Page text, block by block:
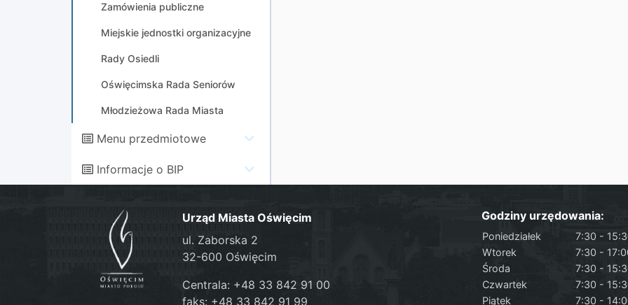
Zamówienia publiczne
Miejskie jednostki organizacyjne
Rady Osiedli
Oświęcimska Rada Seniorów
Młodzieżowa Rada Miasta
Menu przedmiotowe
Informacje o BIP
Urząd Miasta Oświęcim
ul. Zaborska 2
32-600 Oświęcim
Centrala: +48 33 842 91 00
faks: +48 33 842 91 99
Godziny urzędowania:
Poniedziałek
7:30 -
Wtorek
7:30 -
Środa
7:30 -
Czwartek
7:30 -
Piątek
7:30 -